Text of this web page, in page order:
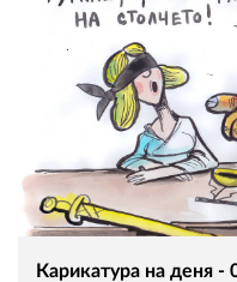
Карикатура на деня -